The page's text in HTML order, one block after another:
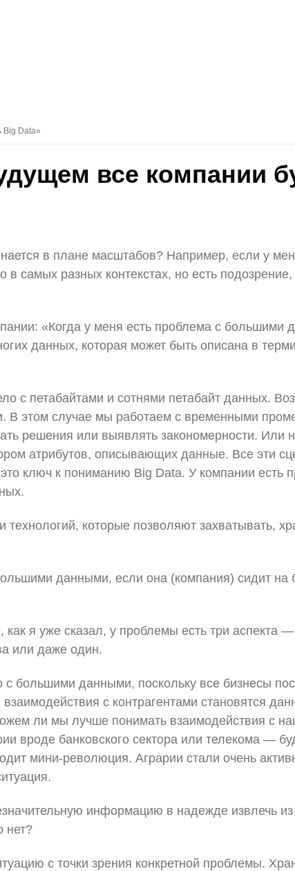
Big Data»
все компании
в плане масштабов? Например, если у
в самых разных контекстах, но есть
«Когда у меня есть проблема с
данных, которая может быть описана в
с петабайтами и сотнями петабайт данных.
В этом случае мы работаем с временными
решения или выявлять закономерности.
атрибутов, описывающих данные. Все эти
ключ к пониманию Big Data. У компании есть
которые позволяют захватывать,
данными, если она (компания) сидит
я уже сказал, у проблемы есть три аспекта
или даже один.
большими данными, поскольку все бизнесы
с контрагентами становятся
ли мы лучше понимать взаимодействия с
вроде банковского сектора или телекома —
мини-революция. Аграрии стали очень
информацию в надежде извлечь
нет?
с точки зрения конкретной проблемы.